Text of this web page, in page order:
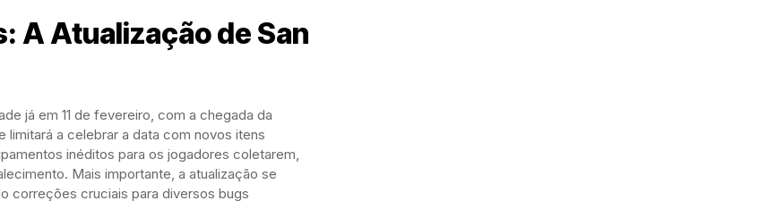
A Atualização de San
já em 11 de fevereiro, com a chegada da
limitará a celebrar a data com novos itens
inéditos para os jogadores coletarem,
Mais importante, a atualização se
correções cruciais para diversos bugs